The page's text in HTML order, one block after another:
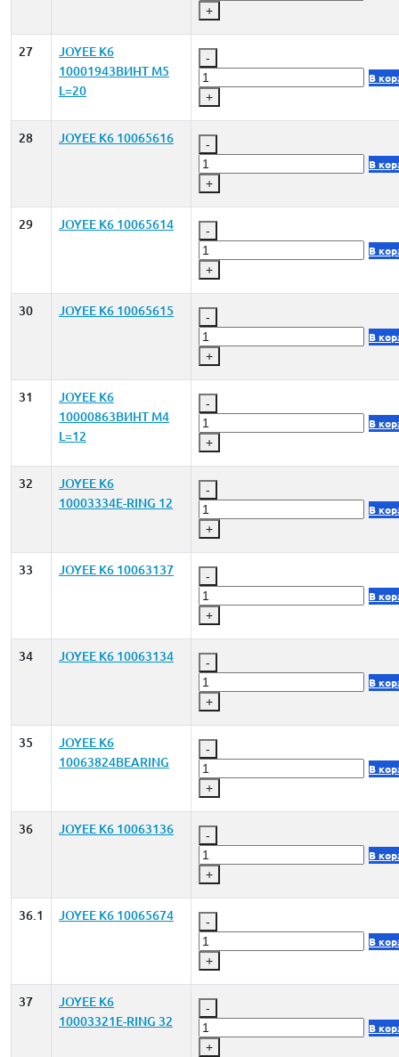
+
27
JOYEE K6
10001943ВИНТ M5
L=20
-
+
В
28 JOYEE K6 10065616 -
+
В
29 JOYEE K6 10065614 -
+
В
30 JOYEE K6 10065615 -
+
В
31
JOYEE K6
10000863ВИНТ M4
L=12
-
+
В
32
JOYEE K6
10003334E-RING 12
-
+
В
33 JOYEE K6 10063137 -
+
В
34 JOYEE K6 10063134 -
+
В
35
JOYEE K6
10063824BEARING
-
+
В
36 JOYEE K6 10063136 -
+
В
36.1 JOYEE K6 10065674 -
+
В
37
JOYEE K6
10003321E-RING 32
-
+
В